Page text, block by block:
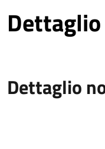
Dettaglio
Dettaglio